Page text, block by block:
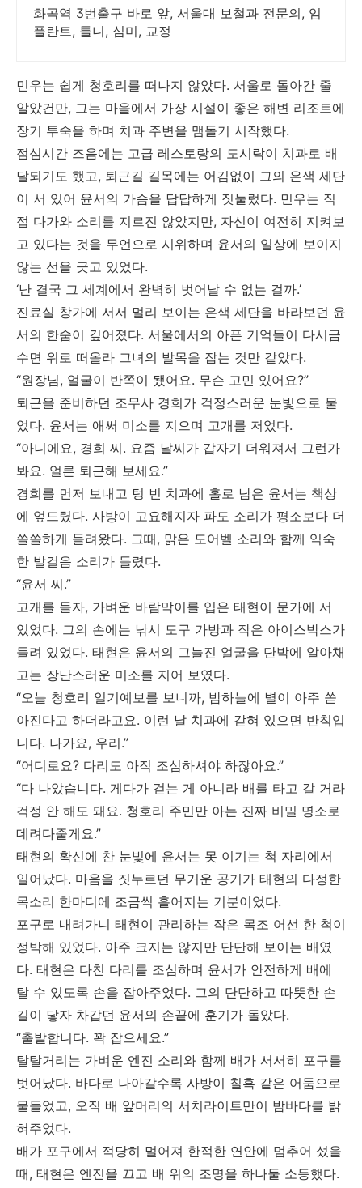
화곡역 3번출구 바로 앞, 서울대 보철과 전문의, 임
플란트, 틀니, 심미, 교정
민우는 쉽게 청호리를 떠나지 않았다. 서울로 돌아간 줄
알았건만, 그는 마을에서 가장 시설이 좋은 해변 리조트에
장기 투숙을 하며 치과 주변을 맴돌기 시작했다.
점심시간 즈음에는 고급 레스토랑의 도시락이 치과로 배
달되기도 했고, 퇴근길 길목에는 어김없이 그의 은색 세단
이 서 있어 윤서의 가슴을 답답하게 짓눌렀다. 민우는 직
접 다가와 소리를 지르진 않았지만, 자신이 여전히 지켜보
고 있다는 것을 무언으로 시위하며 윤서의 일상에 보이지
않는 선을 긋고 있었다.
‘난 결국 그 세계에서 완벽히 벗어날 수 없는 걸까.’
진료실 창가에 서서 멀리 보이는 은색 세단을 바라보던 윤
서의 한숨이 깊어졌다. 서울에서의 아픈 기억들이 다시금
수면 위로 떠올라 그녀의 발목을 잡는 것만 같았다.
“원장님, 얼굴이 반쪽이 됐어요. 무슨 고민 있어요?”
퇴근을 준비하던 조무사 경희가 걱정스러운 눈빛으로 물
었다. 윤서는 애써 미소를 지으며 고개를 저었다.
“아니에요, 경희 씨. 요즘 날씨가 갑자기 더워져서 그런가
봐요. 얼른 퇴근해 보세요.”
경희를 먼저 보내고 텅 빈 치과에 홀로 남은 윤서는 책상
에 엎드렸다. 사방이 고요해지자 파도 소리가 평소보다 더
쓸쓸하게 들려왔다. 그때, 맑은 도어벨 소리와 함께 익숙
한 발걸음 소리가 들렸다.
“윤서 씨.”
고개를 들자, 가벼운 바람막이를 입은 태현이 문가에 서
있었다. 그의 손에는 낚시 도구 가방과 작은 아이스박스가
들려 있었다. 태현은 윤서의 그늘진 얼굴을 단박에 알아채
고는 장난스러운 미소를 지어 보였다.
“오늘 청호리 일기예보를 보니까, 밤하늘에 별이 아주 쏟
아진다고 하더라고요. 이런 날 치과에 갇혀 있으면 반칙입
니다. 나가요, 우리.”
“어디로요? 다리도 아직 조심하셔야 하잖아요.”
“다 나았습니다. 게다가 걷는 게 아니라 배를 타고 갈 거라
걱정 안 해도 돼요. 청호리 주민만 아는 진짜 비밀 명소로
데려다줄게요.”
태현의 확신에 찬 눈빛에 윤서는 못 이기는 척 자리에서
일어났다. 마음을 짓누르던 무거운 공기가 태현의 다정한
목소리 한마디에 조금씩 흩어지는 기분이었다.
포구로 내려가니 태현이 관리하는 작은 목조 어선 한 척이
정박해 있었다. 아주 크지는 않지만 단단해 보이는 배였
다. 태현은 다친 다리를 조심하며 윤서가 안전하게 배에
탈 수 있도록 손을 잡아주었다. 그의 단단하고 따뜻한 손
길이 닿자 차갑던 윤서의 손끝에 훈기가 돌았다.
“출발합니다. 꽉 잡으세요.”
탈탈거리는 가벼운 엔진 소리와 함께 배가 서서히 포구를
벗어났다. 바다로 나아갈수록 사방이 칠흑 같은 어둠으로
물들었고, 오직 배 앞머리의 서치라이트만이 밤바다를 밝
혀주었다.
배가 포구에서 적당히 멀어져 한적한 연안에 멈추어 섰을
때, 태현은 엔진을 끄고 배 위의 조명을 하나둘 소등했다.